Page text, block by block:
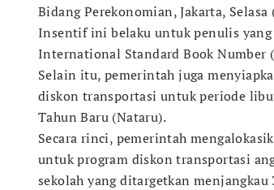
Bidang Perekonomian, Jakarta, Selasa
Insentif ini belaku untuk penulis
International Standard Book Number
Selain itu, pemerintah juga
diskon transportasi untuk periode
Tahun Baru (Nataru).
Secara rinci, pemerintah
untuk program diskon transportasi
sekolah yang ditargetkan